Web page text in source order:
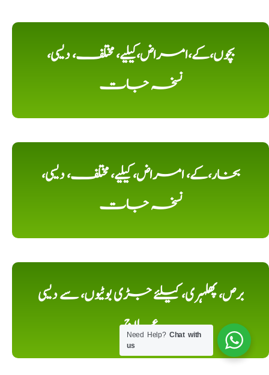
بچوں،کے،امراض،کیلیے، مختلف، دیسی،
نسخہ جات
بخار،کے، امراض، کیلیے، مختلف، دیسی،
نسخہ جات
برص، پھلہری، کیلئے جڑی بوٹیوں، سے دیسی
علاج
Need Help?Chat with
us